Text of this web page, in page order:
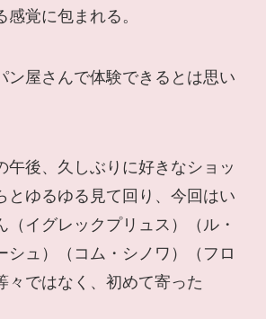
覚に包まれる。
ン屋さんで体験できるとは思い
午後、久しぶりに好きなショッ
とゆるゆる見て回り、今回はい
（イグレックプリュス）（ル・
シュ）（コム・シノワ）（フロ
々ではなく、初めて寄った